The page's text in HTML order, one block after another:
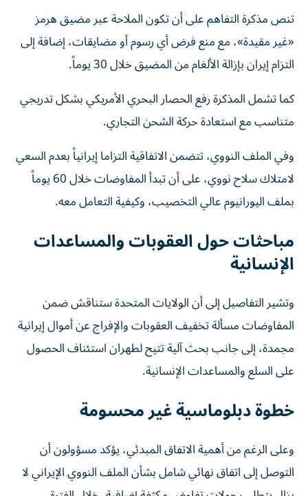
تنص مذكرة التفاهم على أن تكون الملاحة عبر مضيق هرمز
«غير مقيدة»، مع منع فرض أي رسوم أو مضايقات، إضافة إلى
التزام إيران بإزالة الألغام من المضيق خلال 30 يوماً.
كما تشمل المذكرة رفع الحصار البحري الأمريكي بشكل تدريجي
متناسب مع استعادة حركة الشحن التجاري.
وفي الملف النووي، تتضمن الاتفاقية التزاما إيرانياً بعدم السعي
لامتلاك سلاح نووي، على أن تبدأ المفاوضات خلال 60 يوماً
بملف اليورانيوم عالي التخصيب، وكيفية التعامل معه.
مباحثات حول العقوبات والمساعدات
الإنسانية
وتشير التفاصيل إلى أن الولايات المتحدة ستناقش ضمن
المفاوضات مسألة تخفيف العقوبات والإفراج عن أموال إيرانية
مجمدة، إلى جانب بحث آلية تتيح لطهران استئناف الحصول
على السلع والمساعدات الإنسانية.
خطوة دبلوماسية غير محسومة
وعلى الرغم من أهمية الاتفاق المبدئي، يؤكد مسؤولون أن
التوصل إلى اتفاق نهائي شامل بشأن الملف النووي الإيراني لا